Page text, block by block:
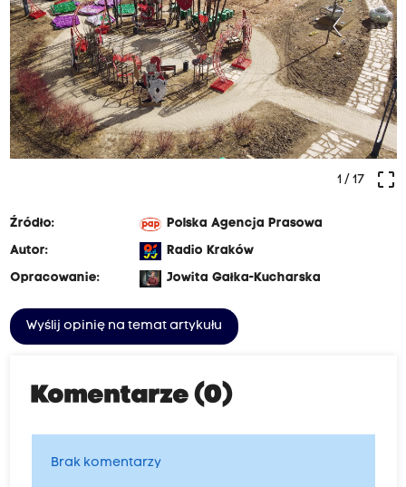
crop_free
1 / 17
Źródło:
Polska Agencja Prasowa
Autor:
Radio Kraków
Opracowanie:
Jowita Gałka-Kucharska
Wyślij opinię na temat artykułu
Komentarze (0)
Brak komentarzy